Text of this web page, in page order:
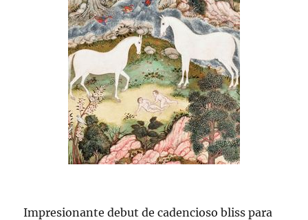
Impresionante debut de cadencioso bliss para